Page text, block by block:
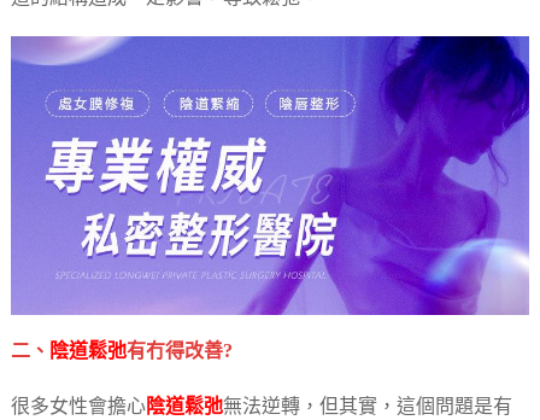
二、 陰道鬆弛有冇得改善?
很多女性會擔心陰道鬆弛無法逆轉，但其實，這個問題是有